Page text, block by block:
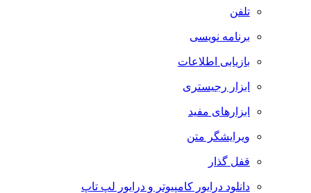
تلفن
برنامه نویسی
بازیابی اطلاعات
ابزار رجیستری
ابزارهای مفید
ویرایشگر متن
قفل گذار
دانلود درایور کامپیوتر و درایور لپ تاپ